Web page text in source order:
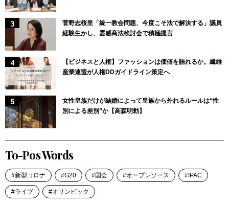
菅野志桜里「統一教会問題、今度こそ法で解決する」議員
経験生かし、霊感商法検討会で積極提言
【ビジネスと人権】ファッションは価値を語れるか。繊維
産業連盟が人権DDガイドライン策定へ
女性皇族だけが結婚によって皇族から外れるルールは“性
別による差別”か【高森明勅】
To-Pos Words
新型コロナ G20 国会 オープンソース IPAC
ライブ オリンピック